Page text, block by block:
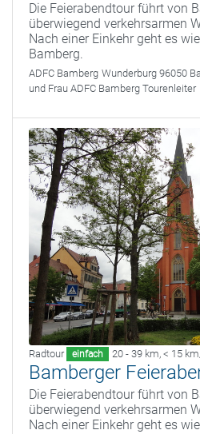
Die Feierabendtour führt von
überwiegend verkehrsarmen
Nach einer Einkehr geht es
Bamberg.
ADFC Bamberg Wunderburg 96050
und Frau ADFC Bamberg Tourenleiter
Radtour einfach 20 - 39 km, < 15
Bamberger
Die Feierabendtour führt von
überwiegend verkehrsarmen
Nach einer Einkehr geht es